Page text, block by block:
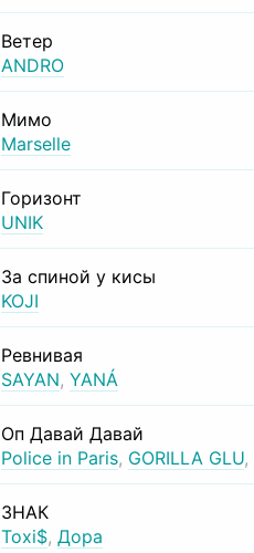
Ветер
ANDRO
Мимо
Marselle
Горизонт
UNIK
За спиной у кисы
KOJI
Ревнивая
SAYAN, YANÁ
Оп Давай Давай
Police in Paris, GORILLA GLU,
ЗНАК
Toxi$, Дора